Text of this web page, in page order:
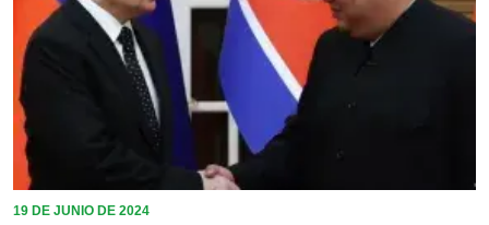
19 DE JUNIO DE 2024